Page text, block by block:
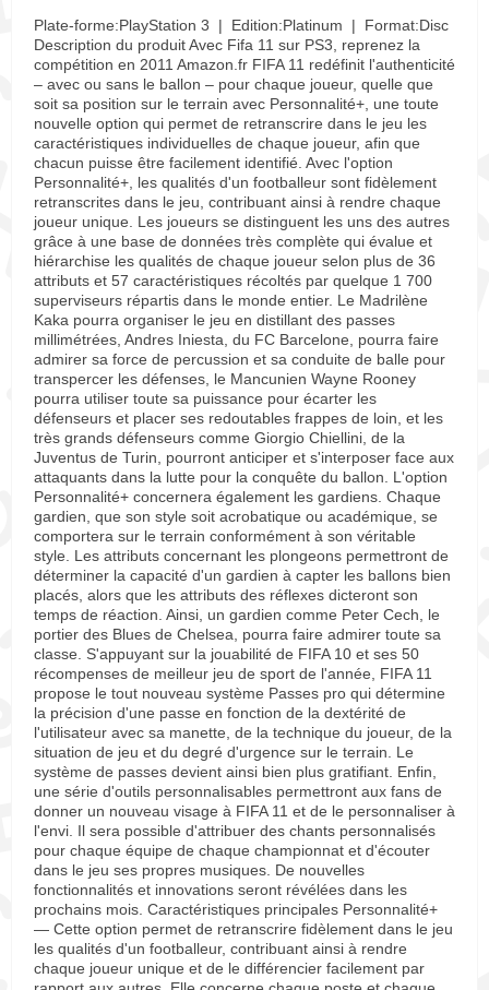
Plate-forme:PlayStation 3 | Edition:Platinum | Format:Disc
Description du produit Avec Fifa 11 sur PS3, reprenez la
compétition en 2011 Amazon.fr FIFA 11 redéfinit l'authenticité
– avec ou sans le ballon – pour chaque joueur, quelle que
soit sa position sur le terrain avec Personnalité+, une toute
nouvelle option qui permet de retranscrire dans le jeu les
caractéristiques individuelles de chaque joueur, afin que
chacun puisse être facilement identifié. Avec l'option
Personnalité+, les qualités d'un footballeur sont fidèlement
retranscrites dans le jeu, contribuant ainsi à rendre chaque
joueur unique. Les joueurs se distinguent les uns des autres
grâce à une base de données très complète qui évalue et
hiérarchise les qualités de chaque joueur selon plus de 36
attributs et 57 caractéristiques récoltés par quelque 1 700
superviseurs répartis dans le monde entier. Le Madrilène
Kaka pourra organiser le jeu en distillant des passes
millimétrées, Andres Iniesta, du FC Barcelone, pourra faire
admirer sa force de percussion et sa conduite de balle pour
transpercer les défenses, le Mancunien Wayne Rooney
pourra utiliser toute sa puissance pour écarter les
défenseurs et placer ses redoutables frappes de loin, et les
très grands défenseurs comme Giorgio Chiellini, de la
Juventus de Turin, pourront anticiper et s'interposer face aux
attaquants dans la lutte pour la conquête du ballon. L'option
Personnalité+ concernera également les gardiens. Chaque
gardien, que son style soit acrobatique ou académique, se
comportera sur le terrain conformément à son véritable
style. Les attributs concernant les plongeons permettront de
déterminer la capacité d'un gardien à capter les ballons bien
placés, alors que les attributs des réflexes dicteront son
temps de réaction. Ainsi, un gardien comme Peter Cech, le
portier des Blues de Chelsea, pourra faire admirer toute sa
classe. S'appuyant sur la jouabilité de FIFA 10 et ses 50
récompenses de meilleur jeu de sport de l'année, FIFA 11
propose le tout nouveau système Passes pro qui détermine
la précision d'une passe en fonction de la dextérité de
l'utilisateur avec sa manette, de la technique du joueur, de la
situation de jeu et du degré d'urgence sur le terrain. Le
système de passes devient ainsi bien plus gratifiant. Enfin,
une série d'outils personnalisables permettront aux fans de
donner un nouveau visage à FIFA 11 et de le personnaliser à
l'envi. Il sera possible d'attribuer des chants personnalisés
pour chaque équipe de chaque championnat et d'écouter
dans le jeu ses propres musiques. De nouvelles
fonctionnalités et innovations seront révélées dans les
prochains mois. Caractéristiques principales Personnalité+
— Cette option permet de retranscrire fidèlement dans le jeu
les qualités d'un footballeur, contribuant ainsi à rendre
chaque joueur unique et de le différencier facilement par